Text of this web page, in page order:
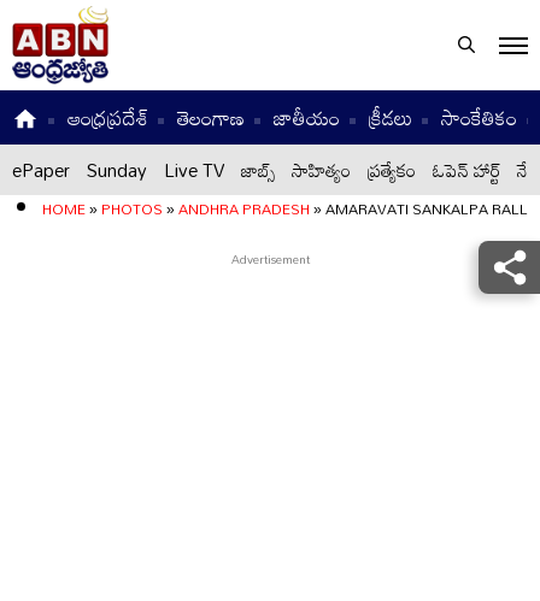
ఆంధ్రప్రదేశ్ తెలంగాణ జాతీయం క్రీడలు సాంకేతికం
ePaper Sunday Live TV జాబ్స్ సాహిత్యం ప్రత్యేకం ఓపెన్ హార్ట్
HOME»PHOTOS»ANDHRA PRADESH»AMARAVATI SANKALPA